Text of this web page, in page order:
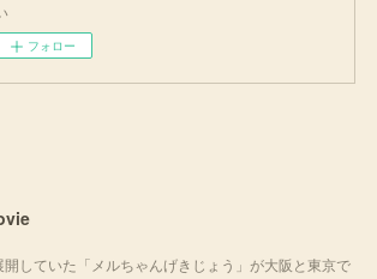
フォロー
していた「メルちゃんげきじょう」が大阪と東京で